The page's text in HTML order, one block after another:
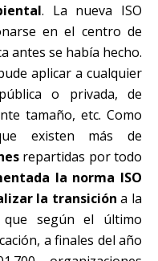
. La nueva ISO
en el centro de
antes se había hecho.
aplicar a cualquier
o privada, de
tamaño, etc. Como
existen más de
repartidas por todo
la norma ISO
la transición a la
que según el último
a finales del año